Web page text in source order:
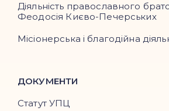
Діяльність православного
Феодосія Києво-Печерських
Місіонерська і благодійна
ДОКУМЕНТИ
Статут УПЦ